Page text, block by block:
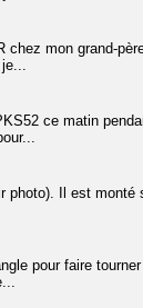
chez mon grand-
ce matin
photo). Il est monté
pour faire